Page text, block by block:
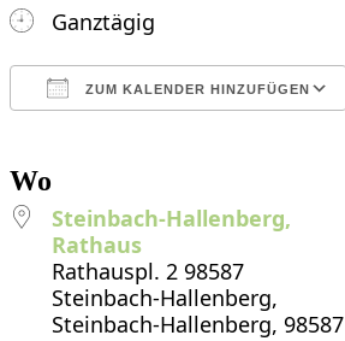
Ganztägig
ZUM KALENDER HINZUFÜGEN
Wo
Steinbach-Hallenberg,
Rathaus
Rathauspl. 2 98587
Steinbach-Hallenberg,
Steinbach-Hallenberg, 98587